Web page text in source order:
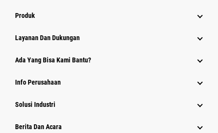
Produk
Layanan Dan Dukungan
Ada Yang Bisa Kami Bantu?
Info Perusahaan
Solusi Industri
Berita Dan Acara